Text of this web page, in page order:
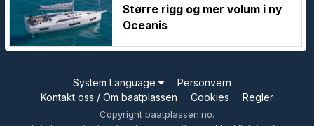
Større rigg og mer volum i ny
Oceanis
System Language
Personvern
Kontakt oss / Om baatplassen
Cookies Regler
Copyright baatplassen.no.